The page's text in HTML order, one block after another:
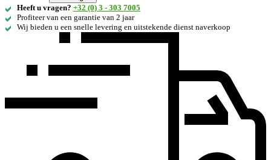
Heeft u vragen? +32 (0) 3 - 303 7005
Profiteer van een garantie van 2 jaar
Wij bieden u een snelle levering en uitstekende dienst naverkoop